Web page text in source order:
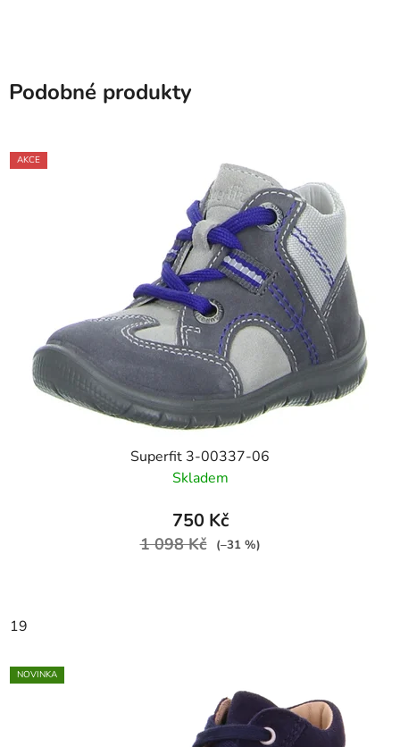
Podobné produkty
AKCE
Superfit 3-00337-06
Skladem
750 Kč
1 098 Kč (–31 %)
19
NOVINKA